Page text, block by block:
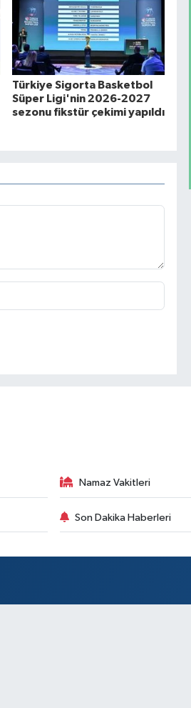
Türkiye Sigorta Basketbol
Süper Ligi'nin 2026-2027
sezonu fikstür çekimi yapıldı
Namaz Vakitleri
Son Dakika Haberleri